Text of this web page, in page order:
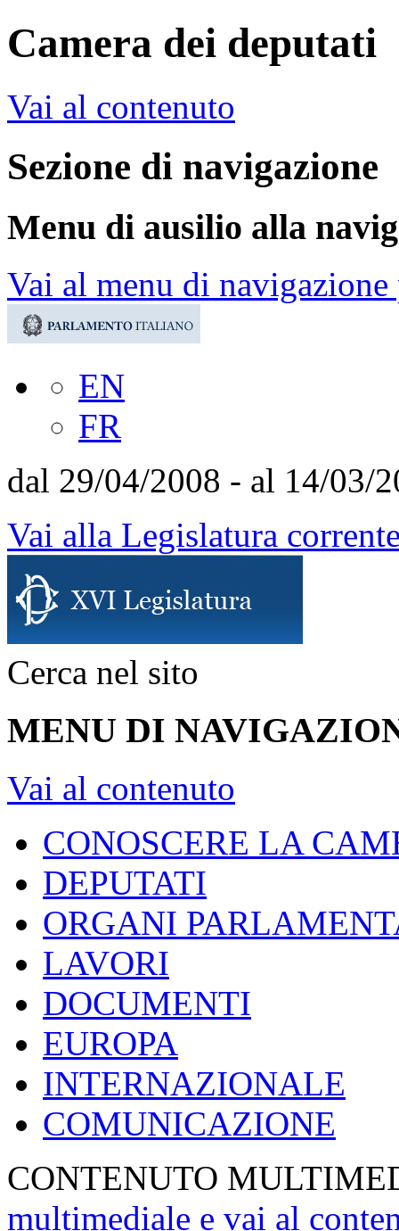
Camera dei deputati
Vai al contenuto
Sezione di navigazione
Menu di ausilio alla
Vai al menu di
EN
FR
dal 29/04/2008 - al 14/03/
Vai alla Legislatura
Cerca nel sito
MENU DI
Vai al contenuto
CONOSCERE LA
DEPUTATI
ORGANI
LAVORI
DOCUMENTI
EUROPA
INTERNAZIONALE
COMUNICAZIONE
CONTENUTO
multimediale e vai al